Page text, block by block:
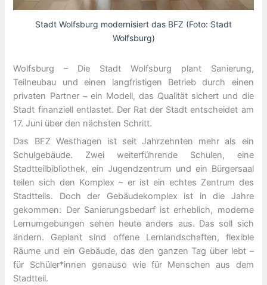
Stadt Wolfsburg modernisiert das BFZ (Foto: Stadt
Wolfsburg)
Wolfsburg – Die Stadt Wolfsburg plant Sanierung,
Teilneubau und einen langfristigen Betrieb durch einen
privaten Partner – ein Modell, das Qualität sichert und die
Stadt finanziell entlastet. Der Rat der Stadt entscheidet am
17. Juni über den nächsten Schritt.
Das BFZ Westhagen ist seit Jahrzehnten mehr als ein
Schulgebäude. Zwei weiterführende Schulen, eine
Stadtteilbibliothek, ein Jugendzentrum und ein Bürgersaal
teilen sich den Komplex – er ist ein echtes Zentrum des
Stadtteils. Doch der Gebäudekomplex ist in die Jahre
gekommen: Der Sanierungsbedarf ist erheblich, moderne
Lernumgebungen sehen heute anders aus. Das soll sich
ändern. Geplant sind offene Lernlandschaften, flexible
Räume und ein Gebäude, das den ganzen Tag über lebt –
für Schüler*innen genauso wie für Menschen aus dem
Stadtteil.